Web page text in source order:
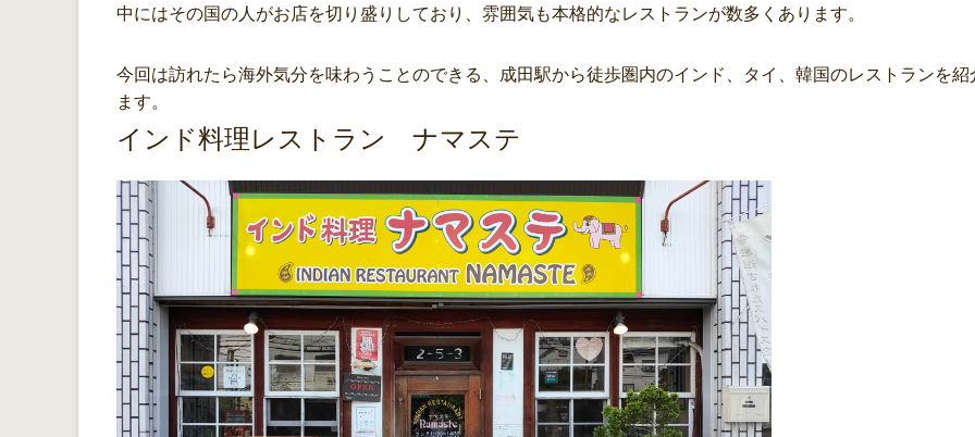
中にはその国の人がお店を切り盛りしており、雰囲気も本格的なレストランが数多くあります。
今回は訪れたら海外気分を味わうことのできる、成田駅から徒歩圏内のインド、タイ、韓国のレストランを紹
ます。
インド料理レストラン ナマステ